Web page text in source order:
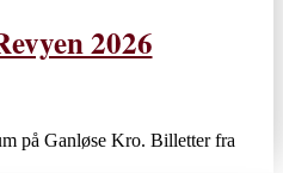
2026
på Ganløse Kro. Billetter fra